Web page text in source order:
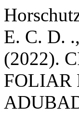
E. C. D.
(2022).
FOLIAR